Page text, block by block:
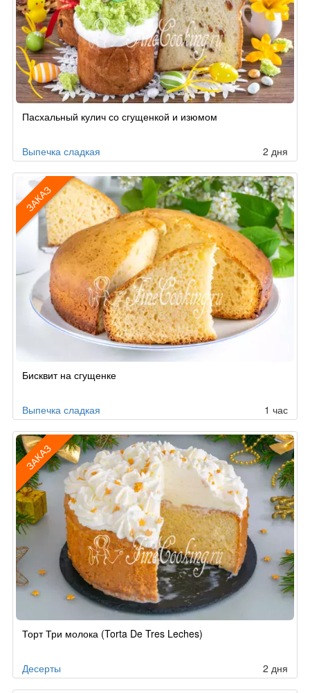
Пасхальный кулич со сгущенкой и изюмом
Выпечка сладкая 2 дня
ЗАКАЗ
поБисквит на сгущенке
Выпечка сладкая 1 час
ЗАКАЗ
по
Торт Три молока (Torta De Tres Leches)
Десерты 2 дня